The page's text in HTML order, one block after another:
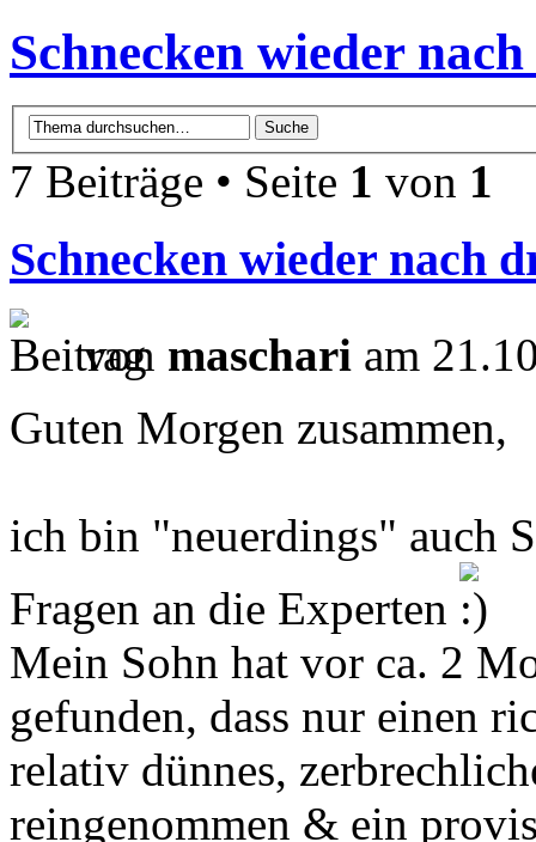
Schnecken wieder
7 Beiträge • Seite 1 von 1
Schnecken wieder nach
von maschari am
Guten Morgen zusammen,
ich bin "neuerdings" auch
Fragen an die Experten
Mein Sohn hat vor ca. 2
gefunden, dass nur einen
relativ dünnes,
reingenommen & ein